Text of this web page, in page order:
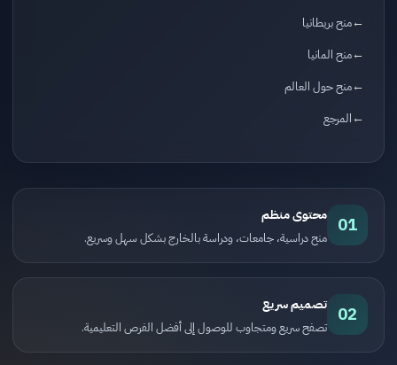
منح بريطانيا
منح المانيا
منح حول العالم
المرجع
01 محتوى منظم
منح دراسية، جامعات، ودراسة بالخارج بشكل سهل وسريع.
02 تصميم سريع
تصفح سريع ومتجاوب للوصول إلى أفضل الفرص التعليمية.